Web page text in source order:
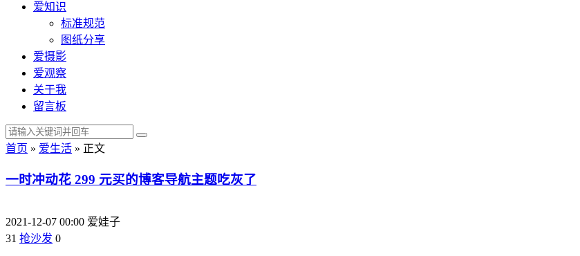
爱知识
标准规范
图纸分享
爱摄影
爱观察
关于我
留言板
首页 » 爱生活 » 正文
一时冲动花 299 元买的博客导航主题吃灰了
2021-12-07 00:00 爱娃子
31 抢沙发 0